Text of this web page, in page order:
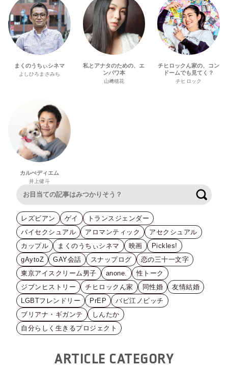
まくのうちぃシネマ
よしひろまさみち
私とアナタのための、エ
ンパワ本
山﨑穂花
チヒロックん家の、コン
ドームでも見てく？
チヒロック
カルぺディエム
井上健斗
レズビアン ゲイ
トランスジェンダー
バイセクシュアル
アロマンティック
アセクシュアル
カップル
まくのうちぃシネマ 映画
Pickles!
gAytoZ
GAY会話 スナップログ
恋の三十一文字
東京アイスクリーム男子
anone.
性トーク
ジブンヒストリー
チヒロックん家 同性婚
友情結婚
LGBTフレンドリー
PrEP
バビ江ノビッチ
ブリアナ・ギガンテ
しんたか
自分らしく生きるプロジェクト
ARTICLE CATEGORY